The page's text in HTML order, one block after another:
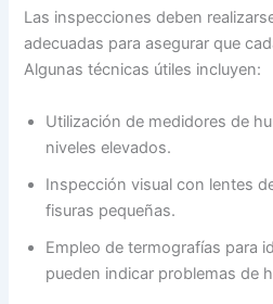
Las inspecciones deben
adecuadas para asegurar que
Algunas técnicas útiles incluyen:
Utilización de medidores de
niveles elevados.
Inspección visual con lentes
fisuras pequeñas.
Empleo de termografías para
pueden indicar problemas de